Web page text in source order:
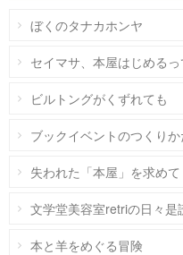
ぼくのタナカホンヤ
セイマサ、本屋はじめるっ
ビルトングがくずれても
ブックイベントのつくりか
失われた「本屋」を求めて
文学堂美容室retriの日々是
本と羊をめぐる冒険